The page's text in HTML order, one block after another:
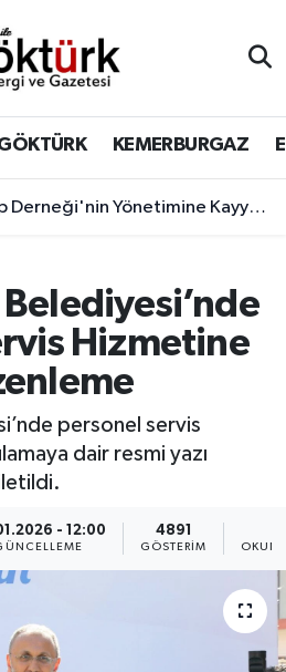
KEMERBURGAZ
Yönetimine Kayyum Atandı
Hizmetine
personel servis
dair resmi yazı
- 12:00 4891
GÖSTERIM
Durumu
Haritası
ve Fikstür